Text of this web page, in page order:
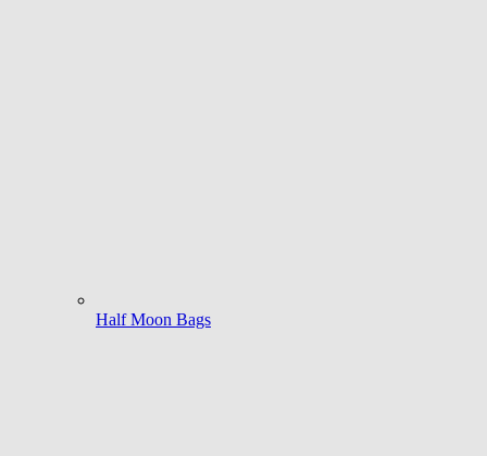
Half Moon Bags